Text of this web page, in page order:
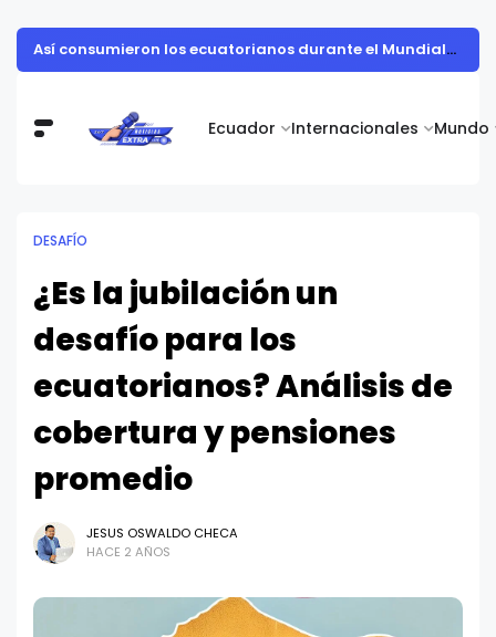
Ecuador Internacionales Mundo
Así consumieron los ecuatorianos durante el Mundial 2026
DESAFÍO
¿Es la jubilación un
desafío para los
ecuatorianos? Análisis de
cobertura y pensiones
promedio
JESUS OSWALDO CHECA
HACE 2 AÑOS